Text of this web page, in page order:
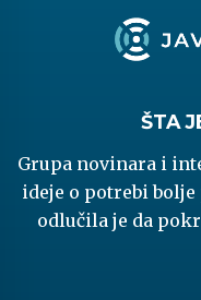
ŠTA
Grupa novinara i
ideje o potrebi
odlučila je da